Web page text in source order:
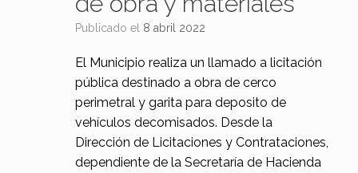
Publicado el 8 abril 2022
El Municipio realiza un llamado a licitación
pública destinado a obra de cerco
perimetral y garita para deposito de
vehículos decomisados. Desde la
Dirección de Licitaciones y Contrataciones,
dependiente de la Secretaría de Hacienda